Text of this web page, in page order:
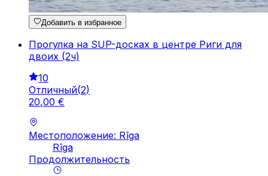
Добавить в избранное
Прогулка на SUP-досках в центре Риги для
двоих (2ч)
10
Отличный(2)
20,00 €
Местоположение: Rīga
Rīga
Продолжительность